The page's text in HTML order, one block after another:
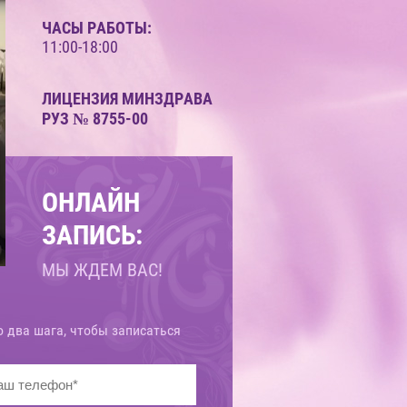
СМАС ЛИФТИНГ
НИТЕЙ И
ЧАСЫ РАБОТЫ:
11:00-18:00
ЛИЦЕНЗИЯ МИНЗДРАВА
РУЗ № 8755-00
ОНЛАЙН
ЗАПИСЬ:
МЫ ЖДЕМ ВАС!
два шага, чтобы записаться